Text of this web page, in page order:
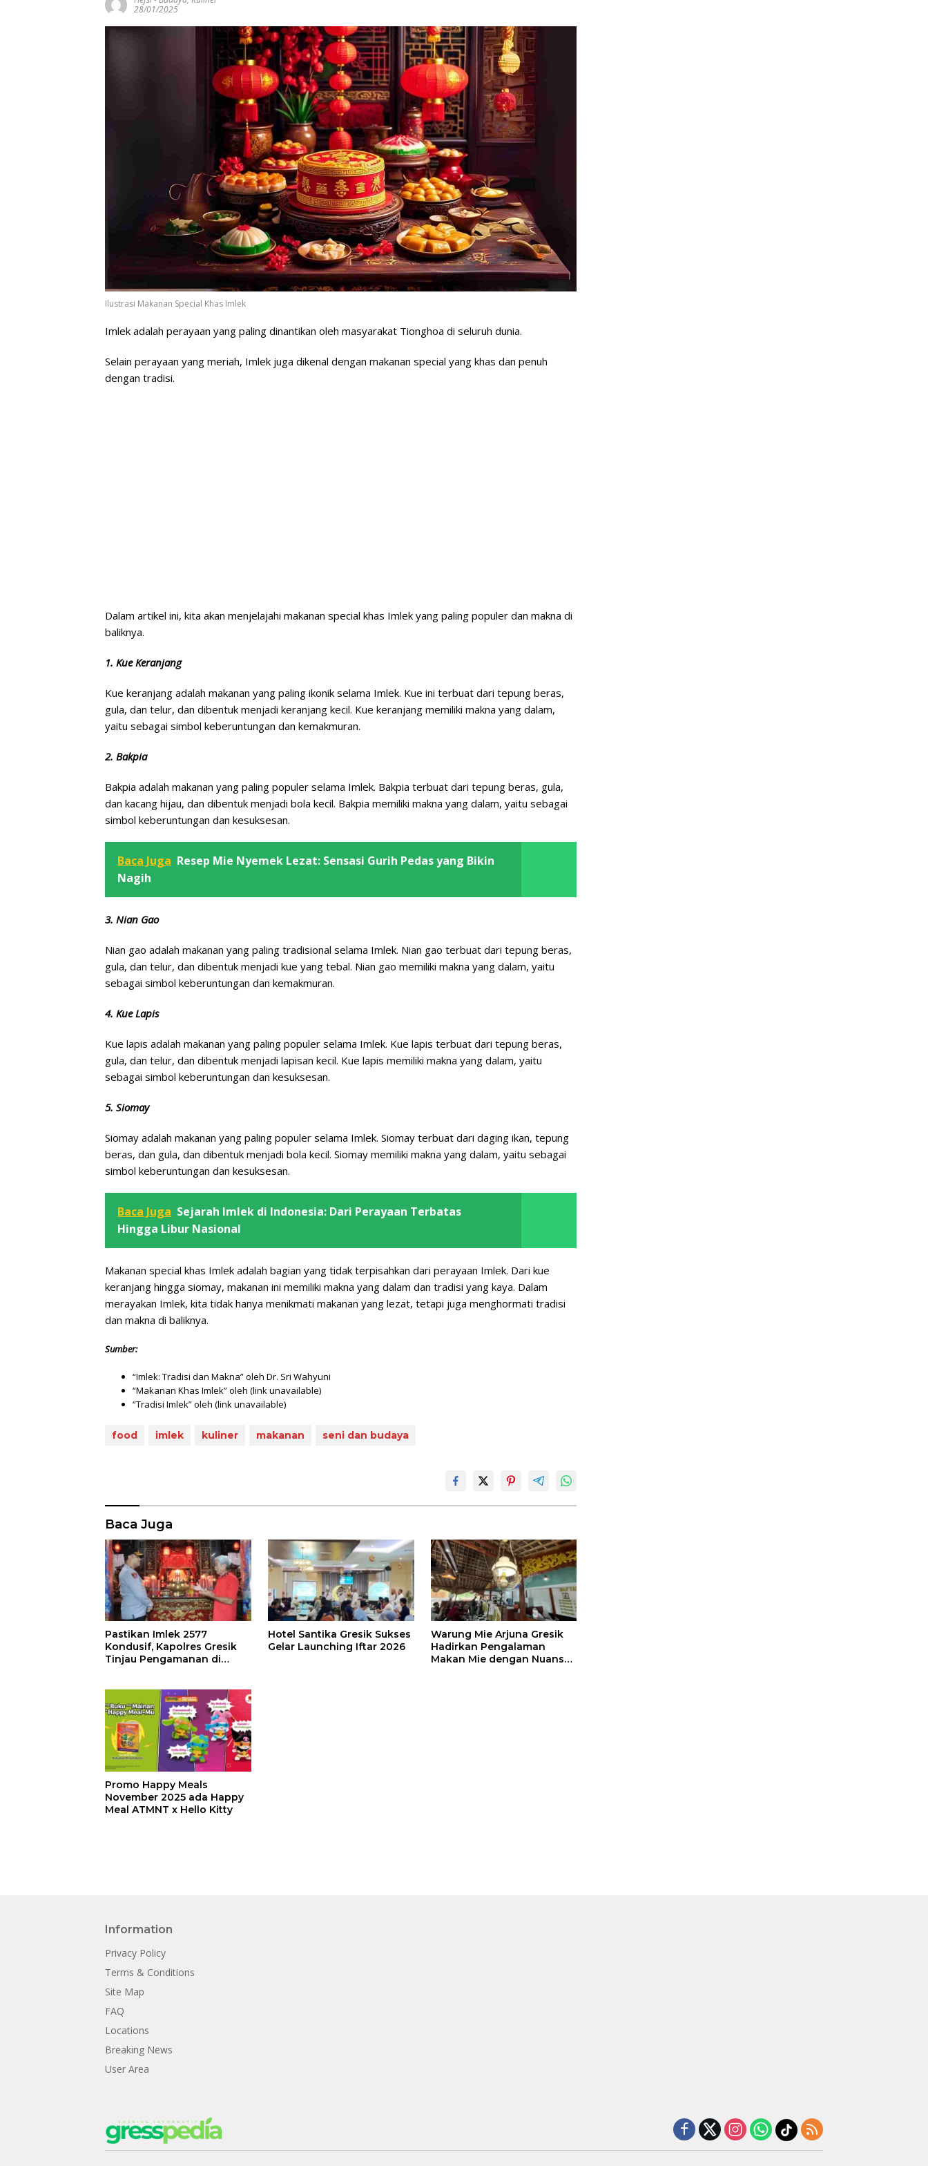
28/01/2025
Ilustrasi Makanan Special Khas Imlek
Imlek adalah perayaan yang paling dinantikan oleh masyarakat Tionghoa di seluruh dunia.
Selain perayaan yang meriah, Imlek juga dikenal dengan makanan special yang khas dan penuh
dengan tradisi.
Dalam artikel ini, kita akan menjelajahi makanan special khas Imlek yang paling populer dan makna di
baliknya.
1. Kue Keranjang
Kue keranjang adalah makanan yang paling ikonik selama Imlek. Kue ini terbuat dari tepung beras,
gula, dan telur, dan dibentuk menjadi keranjang kecil. Kue keranjang memiliki makna yang dalam,
yaitu sebagai simbol keberuntungan dan kemakmuran.
2. Bakpia
Bakpia adalah makanan yang paling populer selama Imlek. Bakpia terbuat dari tepung beras, gula,
dan kacang hijau, dan dibentuk menjadi bola kecil. Bakpia memiliki makna yang dalam, yaitu sebagai
simbol keberuntungan dan kesuksesan.
Baca Juga Resep Mie Nyemek Lezat: Sensasi Gurih Pedas yang Bikin
Nagih
3. Nian Gao
Nian gao adalah makanan yang paling tradisional selama Imlek. Nian gao terbuat dari tepung beras,
gula, dan telur, dan dibentuk menjadi kue yang tebal. Nian gao memiliki makna yang dalam, yaitu
sebagai simbol keberuntungan dan kemakmuran.
4. Kue Lapis
Kue lapis adalah makanan yang paling populer selama Imlek. Kue lapis terbuat dari tepung beras,
gula, dan telur, dan dibentuk menjadi lapisan kecil. Kue lapis memiliki makna yang dalam, yaitu
sebagai simbol keberuntungan dan kesuksesan.
5. Siomay
Siomay adalah makanan yang paling populer selama Imlek. Siomay terbuat dari daging ikan, tepung
beras, dan gula, dan dibentuk menjadi bola kecil. Siomay memiliki makna yang dalam, yaitu sebagai
simbol keberuntungan dan kesuksesan.
Baca Juga Sejarah Imlek di Indonesia: Dari Perayaan Terbatas
Hingga Libur Nasional
Makanan special khas Imlek adalah bagian yang tidak terpisahkan dari perayaan Imlek. Dari kue
keranjang hingga siomay, makanan ini memiliki makna yang dalam dan tradisi yang kaya. Dalam
merayakan Imlek, kita tidak hanya menikmati makanan yang lezat, tetapi juga menghormati tradisi
dan makna di baliknya.
Sumber:
“Imlek: Tradisi dan Makna” oleh Dr. Sri Wahyuni
“Makanan Khas Imlek” oleh (link unavailable)
“Tradisi Imlek” oleh (link unavailable)
food imlek kuliner makanan seni dan budaya
Baca Juga
Pastikan Imlek 2577
Kondusif, Kapolres Gresik
Tinjau Pengamanan di
Hotel Santika Gresik Sukses
Gelar Launching Iftar 2026
Warung Mie Arjuna Gresik
Hadirkan Pengalaman
Makan Mie dengan Nuansa
Promo Happy Meals
November 2025 ada Happy
Meal ATMNT x Hello Kitty
Information
Privacy Policy
Terms & Conditions
Site Map
FAQ
Locations
Breaking News
User Area